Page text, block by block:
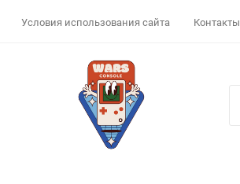
Условия использования сайта Контакты